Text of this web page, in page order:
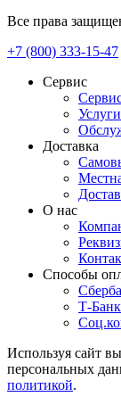
Все права
+7 (800) 333-15-47
Сервис
Услуги
Доставка
О нас
Cпособы
Т-Банк
Используя сайт
персональных
политикой.